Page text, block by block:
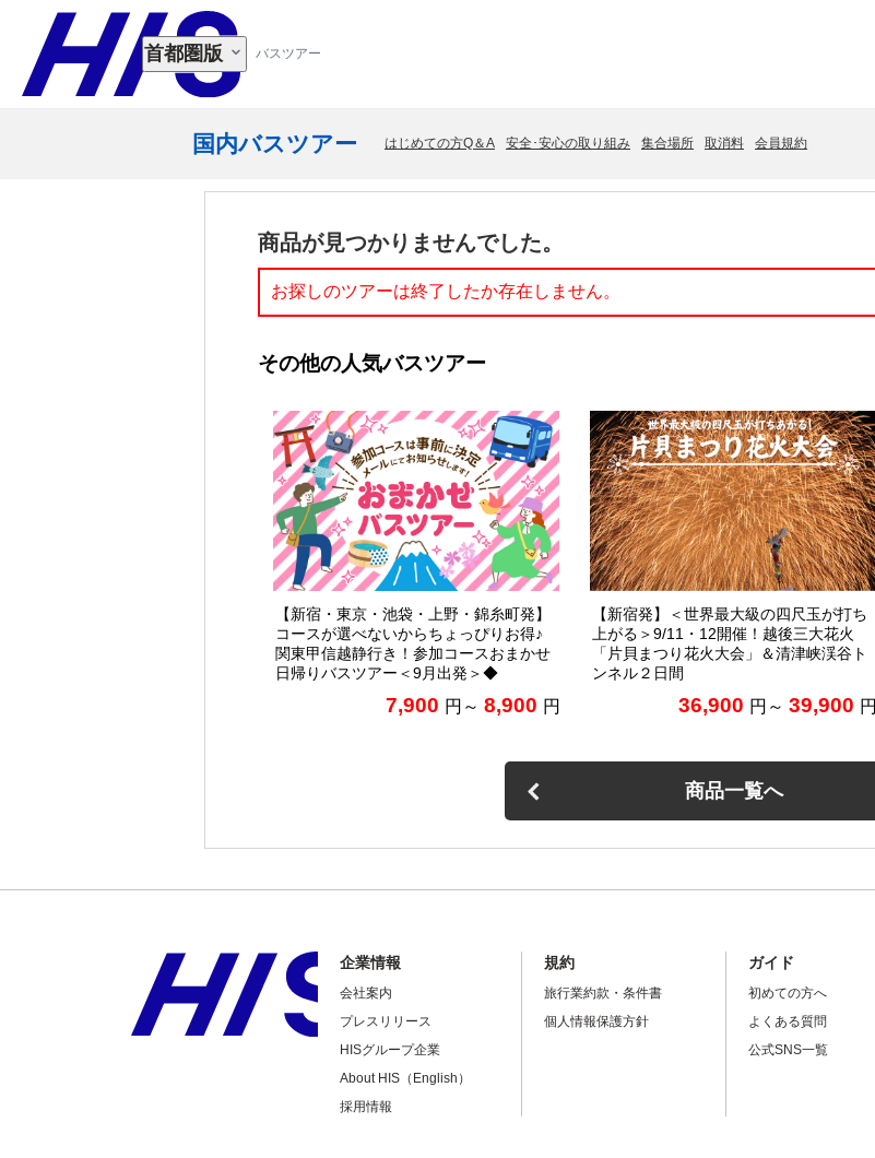
バスツアー
首都圏版
国内バスツアー はじめての方Q＆A 安全･安心の取り組み 集合場所 取消料 会員規約
商品が見つかりませんでした。
お探しのツアーは終了したか存在しません。
その他の人気バスツアー
【新宿・東京・池袋・上野・錦糸町発】
コースが選べないからちょっぴりお得♪
関東甲信越静行き！参加コースおまかせ
日帰りバスツアー＜9月出発＞◆
7,900 円～8,900 円
【新宿発】＜世界最大級の四尺玉が打ち
上がる＞9/11・12開催！越後三大花火
「片貝まつり花火大会」＆清津峡渓谷ト
ンネル２日間
36,900 円～39,900 円
商品一覧へ
企業情報
会社案内
プレスリリース
HISグループ企業
About HIS（English）
採用情報
規約
旅行業約款・条件書
個人情報保護方針
ガイド
初めての方へ
よくある質問
公式SNS一覧